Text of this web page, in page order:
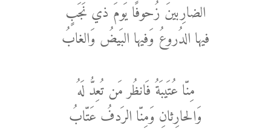
الضارِبينَ زُحوفًا يَومَ ذي نَجَبٍ
فيها الدُروعُ وَفيها البَيضُ وَالغابُ
مِنّا عُتَيبَةُ فَانظُر مَن تُعِدُّ لَهُ
وَالحارِثانِ وَمِنّا الرَدفُ عَتّابُ